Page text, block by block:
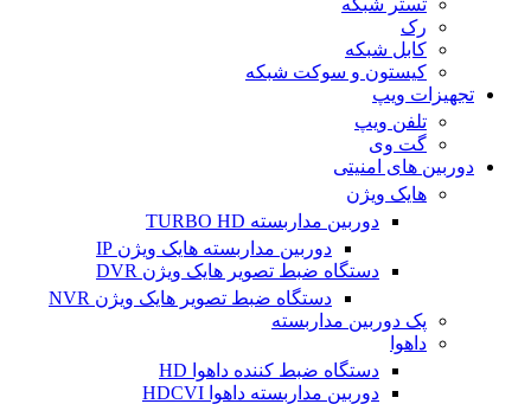
تستر شبکه
رک
کابل شبکه
کیستون و سوکت شبکه
تجهیزات ویپ
تلفن ویپ
گت وی
دوربین های امنیتی
هایک ویژن
دوربین مداربسته TURBO HD
دوربین مداربسته هایک ویژن IP
دستگاه ضبط تصویر هایک ویژن DVR
دستگاه ضبط تصویر هایک ویژن NVR
پک دوربین مداربسته
داهوا
دستگاه ضبط کننده داهوا HD
دوربین مداربسته داهوا HDCVI